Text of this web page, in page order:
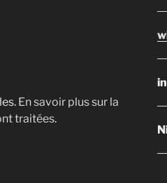
En savoir plus sur la
traitées.